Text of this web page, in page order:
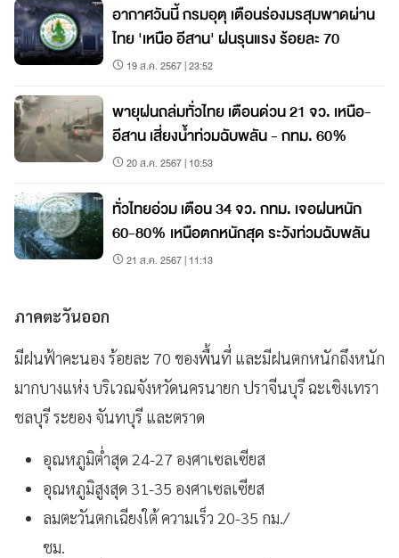
อากาศวันนี้ กรมอุตุ เตือนร่องมรสุมพาดผ่าน
ไทย 'เหนือ อีสาน' ฝนรุนแรง ร้อยละ 70
19 ส.ค. 2567 | 23:52
พายุฝนถล่มทั่วไทย เตือนด่วน 21 จว. เหนือ-
อีสาน เสี่ยงน้ำท่วมฉับพลัน - กทม. 60%
20 ส.ค. 2567 | 10:53
ทั่วไทยอ่วม เตือน 34 จว. กทม. เจอฝนหนัก
60-80% เหนือตกหนักสุด ระวังท่วมฉับพลัน
21 ส.ค. 2567 | 11:13
ภาคตะวันออก
มีฝนฟ้าคะนอง ร้อยละ 70 ของพื้นที่ และมีฝนตกหนักถึงหนัก
มากบางแห่ง บริเวณจังหวัดนครนายก ปราจีนบุรี ฉะเชิงเทรา
ชลบุรี ระยอง จันทบุรี และตราด
อุณหภูมิต่ำสุด 24-27 องศาเซลเซียส
อุณหภูมิสูงสุด 31-35 องศาเซลเซียส
ลมตะวันตกเฉียงใต้ ความเร็ว 20-35 กม./
ชม.